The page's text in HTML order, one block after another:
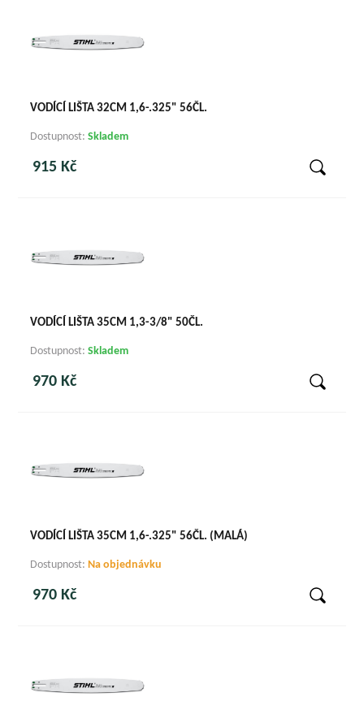
VODÍCÍ LIŠTA 32CM 1,6-.325" 56ČL.
Dostupnost:Skladem
915 Kč
VODÍCÍ LIŠTA 35CM 1,3-3/8" 50ČL.
Dostupnost:Skladem
970 Kč
VODÍCÍ LIŠTA 35CM 1,6-.325" 56ČL. (MALÁ)
Dostupnost:Na objednávku
970 Kč